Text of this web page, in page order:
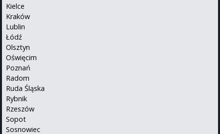
Kielce
Kraków
Lublin
Łódź
Olsztyn
Oświęcim
Poznań
Radom
Ruda Śląska
Rybnik
Rzeszów
Sopot
Sosnowiec